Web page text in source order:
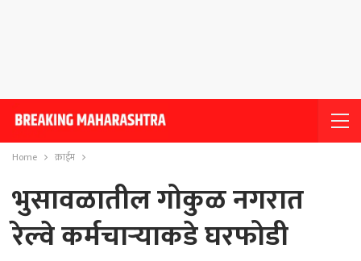
Home क्राईम
भुसावळातील गोकुळ नगरात
रेल्वे कर्मचार्‍याकडे घरफोडी